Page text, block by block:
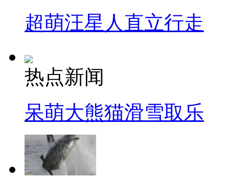
超萌汪星人直立行走
热点新闻
呆萌大熊猫滑雪取乐